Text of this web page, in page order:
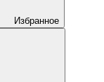
Избранное